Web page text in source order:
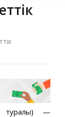
туралы) —